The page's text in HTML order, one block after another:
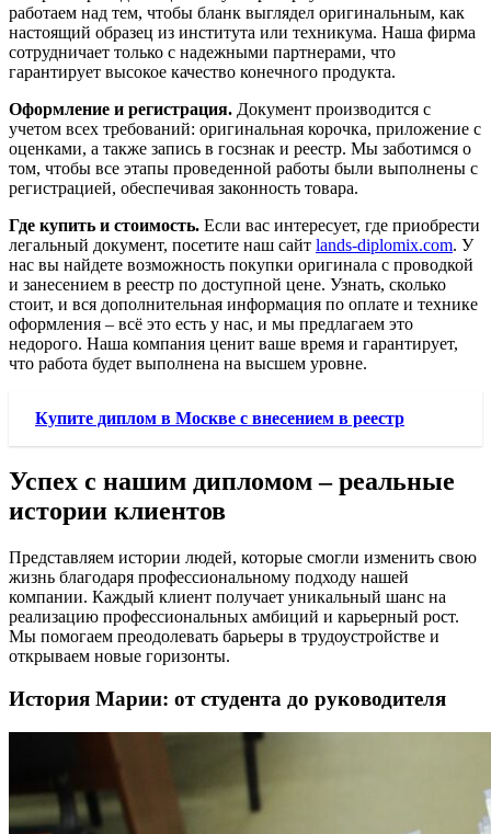
работаем над тем, чтобы бланк выглядел оригинальным, как
настоящий образец из института или техникума. Наша фирма
сотрудничает только с надежными партнерами, что
гарантирует высокое качество конечного продукта.
Оформление и регистрация. Документ производится с
учетом всех требований: оригинальная корочка, приложение с
оценками, а также запись в госзнак и реестр. Мы заботимся о
том, чтобы все этапы проведенной работы были выполнены с
регистрацией, обеспечивая законность товара.
Где купить и стоимость. Если вас интересует, где приобрести
легальный документ, посетите наш сайт lands-diplomix.com. У
нас вы найдете возможность покупки оригинала с проводкой
и занесением в реестр по доступной цене. Узнать, сколько
стоит, и вся дополнительная информация по оплате и технике
оформления – всё это есть у нас, и мы предлагаем это
недорого. Наша компания ценит ваше время и гарантирует,
что работа будет выполнена на высшем уровне.
Купите диплом в Москве с внесением в реестр
Успех с нашим дипломом – реальные
истории клиентов
Представляем истории людей, которые смогли изменить свою
жизнь благодаря профессиональному подходу нашей
компании. Каждый клиент получает уникальный шанс на
реализацию профессиональных амбиций и карьерный рост.
Мы помогаем преодолевать барьеры в трудоустройстве и
открываем новые горизонты.
История Марии: от студента до руководителя